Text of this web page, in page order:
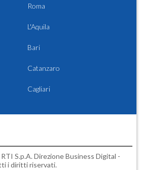
Roma
L'Aquila
Bari
Catanzaro
Cagliari
S.p.A. Direzione Business Digital -
i diritti riservati.